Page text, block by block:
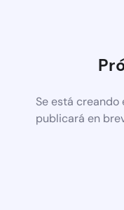
Se está creando
publicará en